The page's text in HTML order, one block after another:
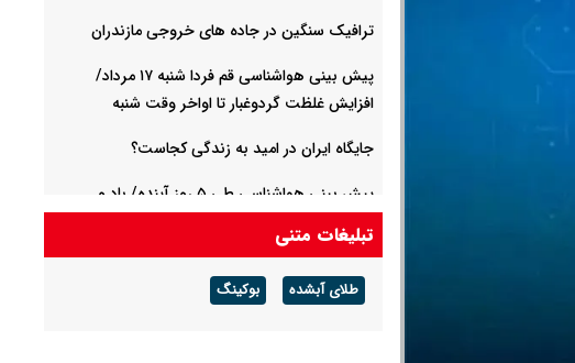
ترافیک سنگین در جاده های خروجی مازندران
پیش بینی هواشناسی قم فردا شنبه ۱۷ مرداد/
افزایش غلظت گردوغبار تا اواخر وقت شنبه
جایگاه ایران در امید به زندگی کجاست؟
پیش بینی هواشناسی طی ۵ روز آینده/ باد و
گردوخاک در بخش‌هایی از کشور
پیش بینی هوای مشهد فردا شنبه ۱۷ مرداد/ افزایش
دما از روز سه شنبه
تبلیغات متنی
طلای آبشده بوکینگ